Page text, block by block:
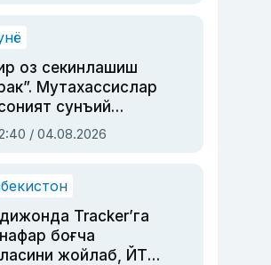
тўла ҳаёти
оз секинлашиш
Мутахассислар
сунъий
бошқара
қолишидан
/ 04.08.2026
Tracker’га
боғча
жойлаб, ЙТҲ